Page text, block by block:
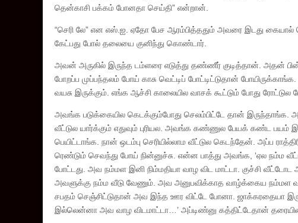
தென்காசி பக்கம் போனதா செய்தி” என்றான்.
“செரி லே” என எஸ்.ஐ. ஏதோ பேச ஆரம்பித்ததும் அவரை இடது கையால்
கேட்பது போல் தலையை குனிந்து கொண்டார்.
அவன் அருகில் இருந்த டம்ளரை எடுத்து தண்ணீர் குடித்தான். அதன்
போறப்ப முப்பந்தலம் போய் காசு வெட்டிப் போட்டிட்டுதான்
வயசு இருக்கும். எங்க ஆச்சி காலையில வாசக் கூட்டும் போது ரோட்டுல
அவங்க படுக்கையில கெடக்கும்போது செலம்பிட்டே தான் இருந்தாங்க.
வீட்டுல யார்க்கும் எதுவும் புரியல. அவங்க கண்ணுல பேயக் கண்ட பயம்
பெயிட்டாங்க. நான் ஒடம்பு செரியில்லாம வீட்டுல கெடந்தேன். அப்ப
ரெண்டும் செவந்து போய் நின்னுச்சு. என்ன பாத்து அவங்க, ‘ஏல நம்ம
போட்டது. அவ நம்மள இனி நிம்மதியா வாழ விட மாட்டா. குச்சி
அவளுக்கு நம்ம வீடு வேணும். அவ அனுபவிக்காத வாழ்க்கைய நம்மள
சபதம் செஞ்சிட்டுதான் அவ இந்த ஊர விட்டே போனா. ஜாக்கரதையா
இல்லென்னா அவ வாழ விடமாட்டா…’ அப்டிண்னு கத்திட்டேதான் தரையில